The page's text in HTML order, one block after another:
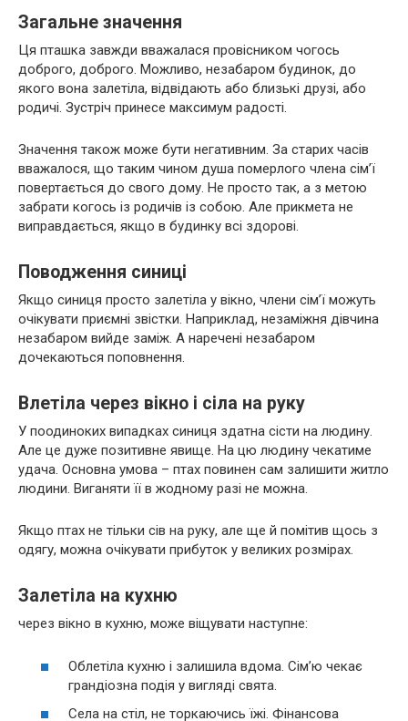
Загальне значення
Ця пташка завжди вважалася провісником чогось
доброго, доброго. Можливо, незабаром будинок, до
якого вона залетіла, відвідають або близькі друзі, або
родичі. Зустріч принесе максимум радості.
Значення також може бути негативним. За старих часів
вважалося, що таким чином душа померлого члена сім’ї
повертається до свого дому. Не просто так, а з метою
забрати когось із родичів із собою. Але прикмета не
виправдається, якщо в будинку всі здорові.
Поводження синиці
Якщо синиця просто залетіла у вікно, члени сім’ї можуть
очікувати приємні звістки. Наприклад, незаміжня дівчина
незабаром вийде заміж. А наречені незабаром
дочекаються поповнення.
Влетіла через вікно і сіла на руку
У поодиноких випадках синиця здатна сісти на людину.
Але це дуже позитивне явище. На цю людину чекатиме
удача. Основна умова – птах повинен сам залишити житло
людини. Виганяти її в жодному разі не можна.
Якщо птах не тільки сів на руку, але ще й помітив щось з
одягу, можна очікувати прибуток у великих розмірах.
Залетіла на кухню
через вікно в кухню, може віщувати наступне:
Облетіла кухню і залишила вдома. Сім’ю чекає
грандіозна подія у вигляді свята.
Села на стіл, не торкаючись їжі. Фінансова